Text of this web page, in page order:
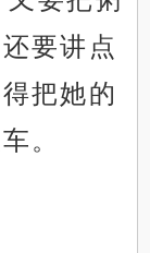
要讲点
把她的
。